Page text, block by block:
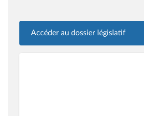
Accéder au dossier législatif